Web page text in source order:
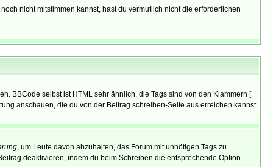
nicht mitstimmen kannst, hast du vermutlich nicht die erforderlichen
BBCode selbst ist HTML sehr ähnlich, die Tags sind von den Klammern [
anschauen, die du von der Beitrag schreiben-Seite aus erreichen kannst.
, um Leute davon abzuhalten, das Forum mit unnötigen Tags zu
deaktivieren, indem du beim Schreiben die entsprechende Option